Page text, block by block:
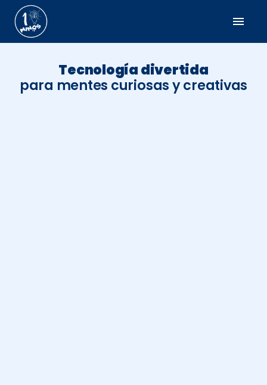
menu
Tecnología divertida
para mentes curiosas y creativas